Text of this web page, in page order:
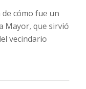
cómo fue un
Mayor, que sirvió
vecindario